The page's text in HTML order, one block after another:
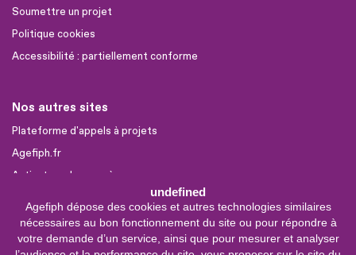
undefined
Agefiph dépose des cookies et autres technologies similaires
nécessaires au bon fonctionnement du site ou pour répondre à
votre demande d’un service, ainsi que pour mesurer et analyser
Soumettre un projet
Politique cookies
Accessibilité : partiellement conforme
Nos autres sites
Plateforme d'appels à projets
Agefiph.fr
Activateur de progrès
Sites partenaires
FIRAH